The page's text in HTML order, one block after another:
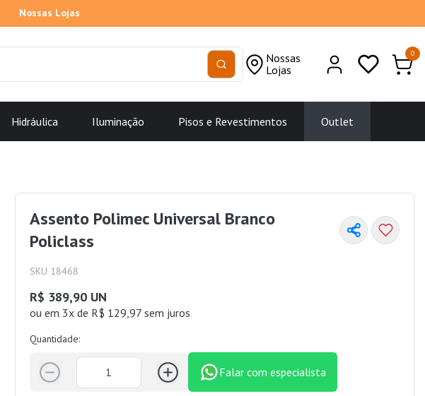
Nossas Lojas
Nossas
Lojas
0
Hidráulica Iluminação Pisos e Revestimentos Outlet
Assento Polimec Universal Branco
Policlass
SKU 18468
R$ 389,90 UN
ou em 3x de R$ 129,97 sem juros
Quantidade:
Falar com especialista